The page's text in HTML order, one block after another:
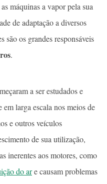
máquinas a vapor pela sua
de adaptação a diversos
são os grandes responsáveis
.
a ser estudados e
larga escala nos meios de
e outros veículos
de sua utilização,
inerentes aos motores, como
do are causam problemas